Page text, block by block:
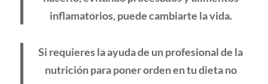
inflamatorios, puede cambiarte la vida.
Si requieres la ayuda de un profesional de la
nutrición para poner orden en tu dieta no